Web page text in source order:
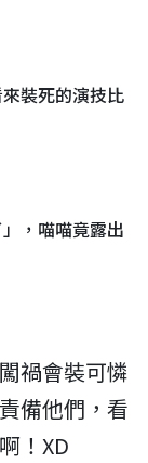
裝死的演技比
，喵喵竟露出
禍會裝可憐
備他們，看
！XD